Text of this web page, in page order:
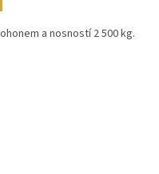
a nosností 2 500 kg.